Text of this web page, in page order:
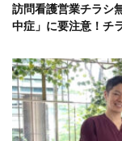
訪問看護営業チラシ
中症」に要注意！チ